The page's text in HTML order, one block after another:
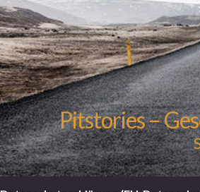
Pitstories –